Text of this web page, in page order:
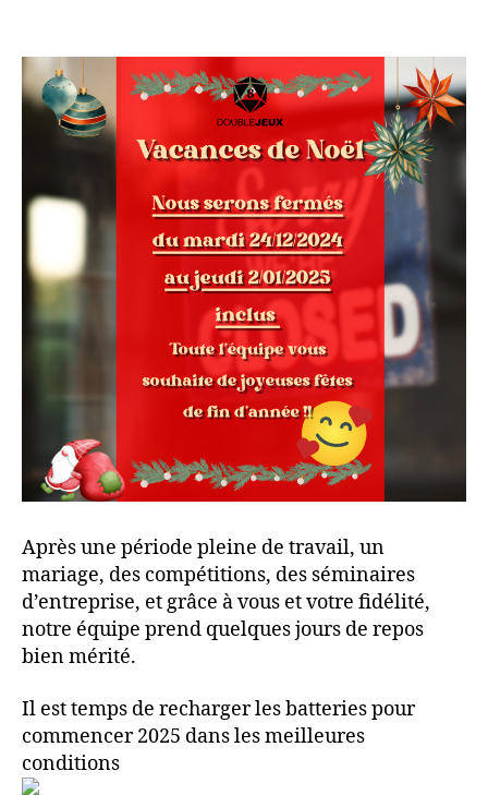
Après une période pleine de travail, un
mariage, des compétitions, des séminaires
d’entreprise, et grâce à vous et votre fidélité,
notre équipe prend quelques jours de repos
bien mérité.
Il est temps de recharger les batteries pour
commencer 2025 dans les meilleures
conditions